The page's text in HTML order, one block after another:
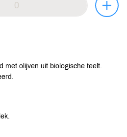
met olijven uit biologische teelt.